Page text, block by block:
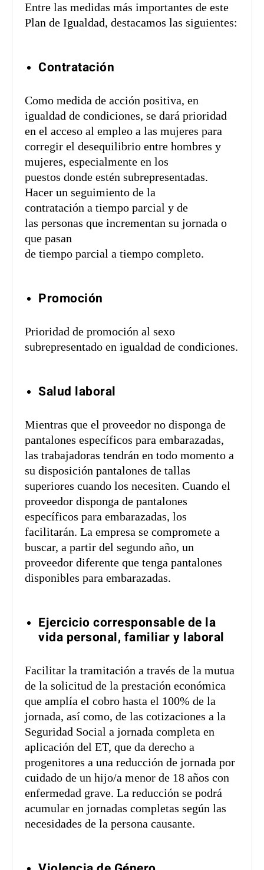
Entre las medidas más importantes de este
Plan de Igualdad, destacamos las siguientes:
Contratación
Como medida de acción positiva, en
igualdad de condiciones, se dará prioridad
en el acceso al empleo a las mujeres para
corregir el desequilibrio entre hombres y
mujeres, especialmente en los
puestos donde estén subrepresentadas.
Hacer un seguimiento de la
contratación a tiempo parcial y de
las personas que incrementan su jornada o
que pasan
de tiempo parcial a tiempo completo.
Promoción
Prioridad de promoción al sexo
subrepresentado en igualdad de condiciones.
Salud laboral
Mientras que el proveedor no disponga de
pantalones específicos para embarazadas,
las trabajadoras tendrán en todo momento a
su disposición pantalones de tallas
superiores cuando los necesiten. Cuando el
proveedor disponga de pantalones
específicos para embarazadas, los
facilitarán. La empresa se compromete a
buscar, a partir del segundo año, un
proveedor diferente que tenga pantalones
disponibles para embarazadas.
Ejercicio corresponsable de la
vida personal, familiar y laboral
Facilitar la tramitación a través de la mutua
de la solicitud de la prestación económica
que amplía el cobro hasta el 100% de la
jornada, así como, de las cotizaciones a la
Seguridad Social a jornada completa en
aplicación del ET, que da derecho a
progenitores a una reducción de jornada por
cuidado de un hijo/a menor de 18 años con
enfermedad grave. La reducción se podrá
acumular en jornadas completas según las
necesidades de la persona causante.